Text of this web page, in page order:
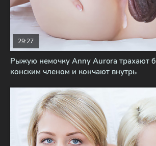
Рыжую немочку Anny Aurora трахают
конским членом и кончают внутрь
29:27